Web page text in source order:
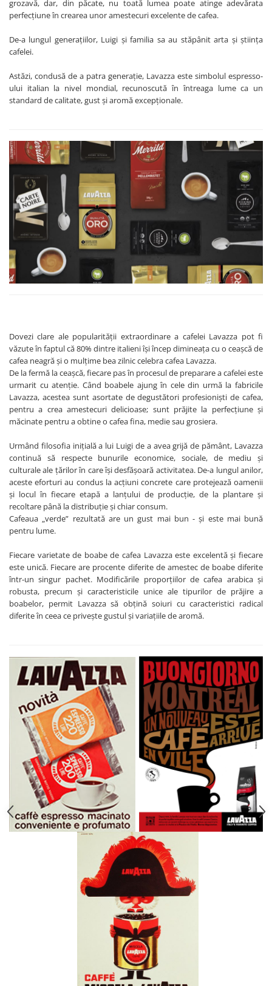
grozavă, dar, din păcate, nu toată lumea poate atinge adevărata
perfecțiune în crearea unor amestecuri excelente de cafea.
De-a lungul generațiilor, Luigi și familia sa au stăpânit arta și știința
cafelei.
Astăzi, condusă de a patra generație, Lavazza este simbolul espresso-
ului italian la nivel mondial, recunoscută în întreaga lume ca un
standard de calitate, gust și aromă excepționale.
Dovezi clare ale popularității extraordinare a cafelei Lavazza pot fi
văzute în faptul că 80% dintre italieni își încep dimineața cu o ceașcă de
cafea neagră și o mulțime bea zilnic celebra cafea Lavazza.
De la fermă la ceașcă, fiecare pas în procesul de preparare a cafelei este
urmarit cu atenție. Când boabele ajung în cele din urmă la fabricile
Lavazza, acestea sunt asortate de degustători profesioniști de cafea,
pentru a crea amestecuri delicioase; sunt prăjite la perfecțiune și
măcinate pentru a obtine o cafea fina, medie sau grosiera.
Urmând filosofia inițială a lui Luigi de a avea grijă de pământ, Lavazza
continuă să respecte bunurile economice, sociale, de mediu și
culturale ale țărilor în care își desfășoară activitatea. De-a lungul anilor,
aceste eforturi au condus la acțiuni concrete care protejează oamenii
și locul în fiecare etapă a lanțului de producție, de la plantare și
recoltare până la distribuție și chiar consum.
Cafeaua „verde” rezultată are un gust mai bun - și este mai bună
pentru lume.
Fiecare varietate de boabe de cafea Lavazza este excelentă și fiecare
este unică. Fiecare are procente diferite de amestec de boabe diferite
într-un singur pachet. Modificările proporțiilor de cafea arabica și
robusta, precum și caracteristicile unice ale tipurilor de prăjire a
boabelor, permit Lavazza să obțină soiuri cu caracteristici radical
diferite în ceea ce privește gustul și variațiile de aromă.